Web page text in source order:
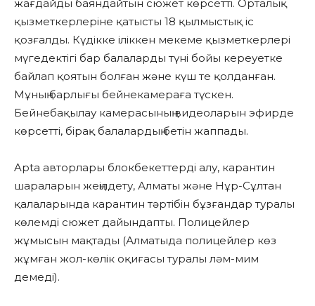
жағдайды баяндайтын сюжет көрсетті. Орталық
қызметкерлеріне қатысты 18 қылмыстық іс
қозғалды. Күдікке іліккен мекеме қызметкерлері
мүгедектігі бар балаларды түні бойы кереуетке
байлап қоятын болған және күш те қолданған.
Мұның барлығы бейнекамераға түскен.
Бейнебақылау камерасының видеоларын эфирде
көрсетті, бірақ балалардың бетін жаппады.
Apta авторлары блокбекеттерді алу, карантин
шараларын жеңілдету, Алматы және Нұр-Сұлтан
қалаларында карантин тәртібін бұзғандар туралы
көлемді сюжет дайындапты. Полицейлер
жұмысын мақтады (Алматыда полицейлер көз
жұмған жол-көлік оқиғасы туралы ләм-мим
демеді).